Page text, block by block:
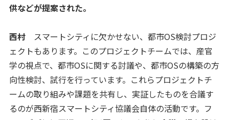
供などが提案された。
西村スマートシティに欠かせない、都市OS検討プロジ
ェクトもあります。このプロジェクトチームでは、産官
学の視点で、都市OSに関する討議や、都市OSの構築の方
向性検討、試行を行っています。これらプロジェクトチ
ームの取り組みや課題を共有し、実証したものを合議す
るのが西新宿スマートシティ協議会自体の活動です。フ